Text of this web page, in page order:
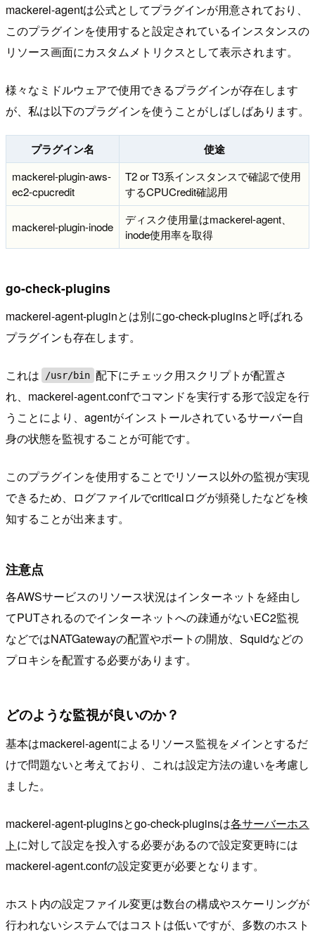
mackerel-agentは公式としてプラグインが用意されており、
このプラグインを使用すると設定されているインスタンスの
リソース画面にカスタムメトリクスとして表示されます。
様々なミドルウェアで使用できるプラグインが存在します
が、私は以下のプラグインを使うことがしばしばあります。
プラグイン名 使途
mackerel-plugin-aws-
ec2-cpucredit
T2 or T3系インスタンスで確認で使用
するCPUCredit確認用
mackerel-plugin-inode
ディスク使用量はmackerel-agent、
inode使用率を取得
go-check-plugins
mackerel-agent-pluginとは別にgo-check-pluginsと呼ばれる
プラグインも存在します。
これは /usr/bin 配下にチェック用スクリプトが配置さ
れ、mackerel-agent.confでコマンドを実行する形で設定を行
うことにより、agentがインストールされているサーバー自
身の状態を監視することが可能です。
このプラグインを使用することでリソース以外の監視が実現
できるため、ログファイルでcriticalログが頻発したなどを検
知することが出来ます。
注意点
各AWSサービスのリソース状況はインターネットを経由し
てPUTされるのでインターネットへの疎通がないEC2監視
などではNATGatewayの配置やポートの開放、Squidなどの
プロキシを配置する必要があります。
どのような監視が良いのか？
基本はmackerel-agentによるリソース監視をメインとするだ
けで問題ないと考えており、これは設定方法の違いを考慮し
ました。
mackerel-agent-pluginsとgo-check-pluginsは各サーバーホス
ト に対して設定を投入する必要があるので設定変更時には
mackerel-agent.confの設定変更が必要となります。
ホスト内の設定ファイル変更は数台の構成やスケーリングが
行われないシステムではコストは低いですが、多数のホスト